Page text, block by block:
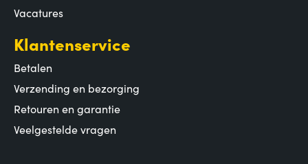
Vacatures
Klantenservice
Betalen
Verzending en bezorging
Retouren en garantie
Veelgestelde vragen